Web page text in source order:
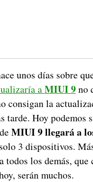
unos días sobre
aMIUI 9no
consigan la
tarde. Hoy podemos
MIUI 9 llegará a
3 dispositivos.
todos los demás, que
serán muchos.